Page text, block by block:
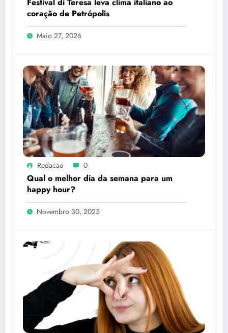
coração de Petrópolis
Maio 27, 2026
Redacao 0
Qual o melhor dia da semana para um
happy hour?
Novembro 30, 2025